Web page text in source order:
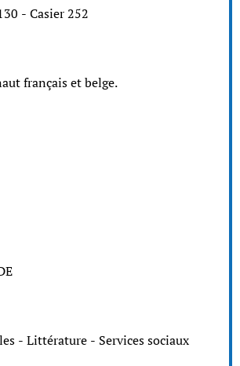
- Casier 252
français et belge.
- Littérature - Services sociaux